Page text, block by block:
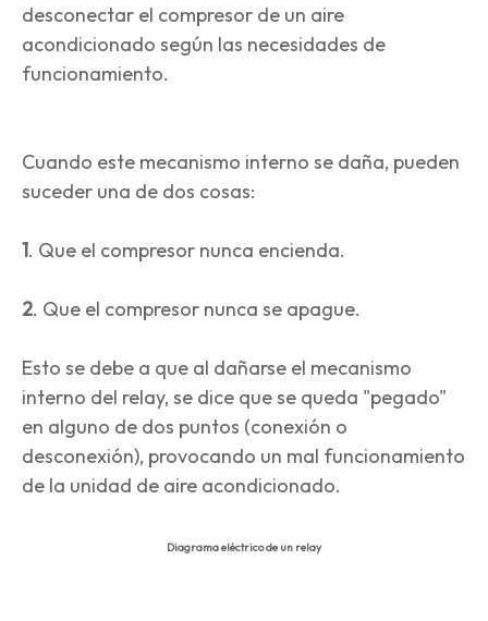
desconectar el compresor de un aire
acondicionado según las necesidades de
funcionamiento.
Cuando este mecanismo interno se daña, pueden
suceder una de dos cosas:
1. Que el compresor nunca encienda.
2. Que el compresor nunca se apague.
Esto se debe a que al dañarse el mecanismo
interno del relay, se dice que se queda "pegado"
en alguno de dos puntos (conexión o
desconexión), provocando un mal funcionamiento
de la unidad de aire acondicionado.
Diagrama eléctrico de un relay